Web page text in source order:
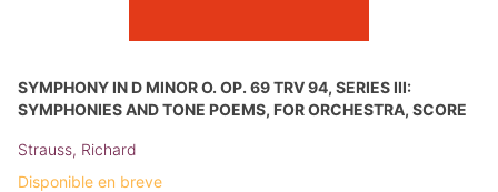
SYMPHONY IN D MINOR O. OP. 69 TRV 94, SERIES III:
SYMPHONIES AND TONE POEMS, FOR ORCHESTRA, SCORE
Strauss, Richard
Disponible en breve